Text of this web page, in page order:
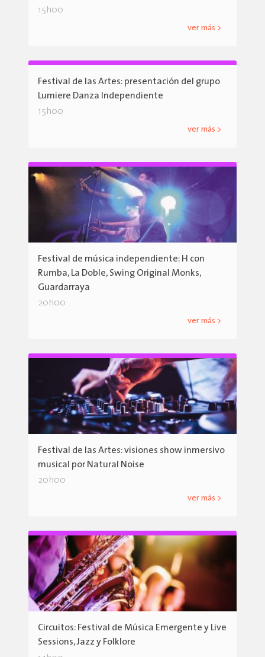
15h00
ver más >
Festival de las Artes: presentación del grupo
Lumiere Danza Independiente
15h00
ver más >
Festival de música independiente: H con
Rumba, La Doble, Swing Original Monks,
Guardarraya
20h00
ver más >
Festival de las Artes: visiones show inmersivo
musical por Natural Noise
20h00
ver más >
Circuitos: Festival de Música Emergente y Live
Sessions, Jazz y Folklore